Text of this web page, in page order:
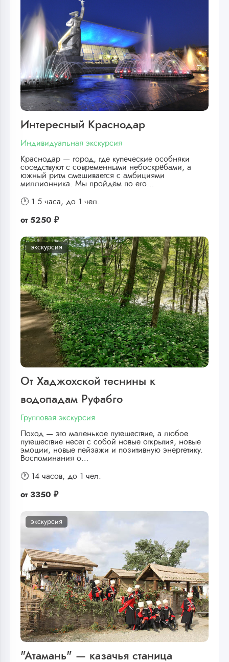
Интересный Краснодар
Индивидуальная экскурсия
Краснодар — город, где купеческие особняки
соседствуют с современными небоскрёбами, а
южный ритм смешивается с амбициями
миллионника. Мы пройдём по его…
🕐 1.5 часа, до 1 чел.
от 5250 ₽
экскурсия
От Хаджохской теснины к
водопадам Руфабго
Групповая экскурсия
Поход — это маленькое путешествие, а любое
путешествие несет с собой новые открытия, новые
эмоции, новые пейзажи и позитивную энергетику.
Воспоминания о…
🕐 14 часов, до 1 чел.
от 3350 ₽
экскурсия
"Атамань" — казачья станица